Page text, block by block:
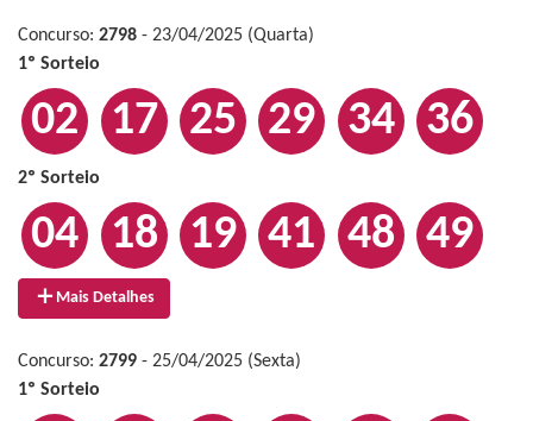
Concurso: 2798 - 23/04/2025 (Quarta)
1º Sorteio
02 17 25 29 34 36
2º Sorteio
04 18 19 41 48 49
Mais Detalhes
Concurso: 2799 - 25/04/2025 (Sexta)
1º Sorteio